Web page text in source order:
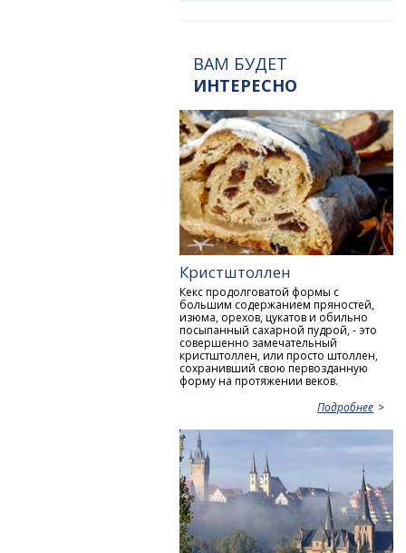
ВАМ БУДЕТ
ИНТЕРЕСНО
Кристштоллен
Кекс продолговатой формы с
большим содержанием пряностей,
изюма, орехов, цукатов и обильно
посыпанный сахарной пудрой, - это
совершенно замечательный
кристштоллен, или просто штоллен,
сохранивший свою первозданную
форму на протяжении веков.
Подробнее